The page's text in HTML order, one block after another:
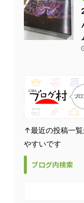
↑最近の投稿一
やすいです
ブログ内検索